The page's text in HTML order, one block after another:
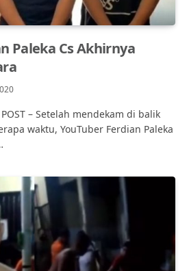
Paleka Cs Akhirnya
– Setelah mendekam di balik
waktu, YouTuber Ferdian Paleka